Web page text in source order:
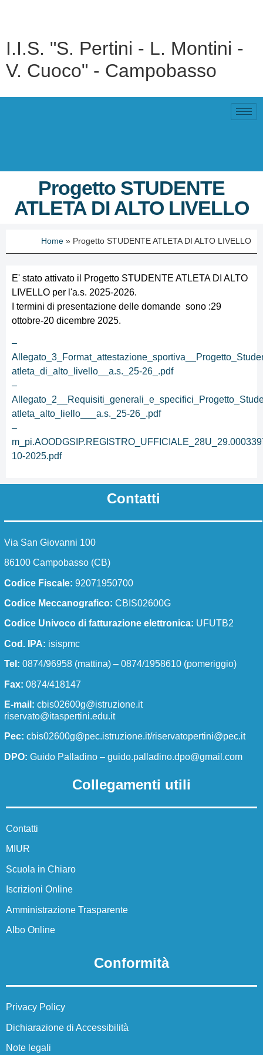
I.I.S. "S. Pertini - L. Montini -
V. Cuoco" - Campobasso
Progetto STUDENTE
ATLETA DI ALTO LIVELLO
Home » Progetto STUDENTE ATLETA DI ALTO LIVELLO
E' stato attivato il Progetto STUDENTE ATLETA DI ALTO
LIVELLO per l'a.s. 2025-2026.
I termini di presentazione delle domande sono :29
ottobre-20 dicembre 2025.
–
atleta_di_alto_livello__a.s._25-26_.pdf
–
atleta_alto_liello___a.s._25-26_.pdf
–
10-2025.pdf
Contatti
Via San Giovanni 100
86100 Campobasso (CB)
Codice Fiscale: 92071950700
Codice Meccanografico: CBIS02600G
Codice Univoco di fatturazione elettronica: UFUTB2
Cod. IPA: isispmc
Tel: 0874/96958 (mattina) – 0874/1958610 (pomeriggio)
Fax: 0874/418147
E-mail: cbis02600g@istruzione.it
riservato@itaspertini.edu.it
Pec: cbis02600g@pec.istruzione.it/riservatopertini@pec.it
DPO: Guido Palladino – guido.palladino.dpo@gmail.com
Collegamenti utili
Contatti
MIUR
Scuola in Chiaro
Iscrizioni Online
Amministrazione Trasparente
Albo Online
Conformità
Privacy Policy
Dichiarazione di Accessibilità
Note legali